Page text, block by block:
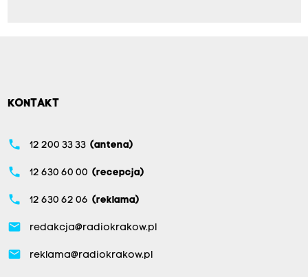
KONTAKT
phone 12 200 33 33 (antena)
phone 12 630 60 00 (recepcja)
phone 12 630 62 06 (reklama)
email redakcja@radiokrakow.pl
email reklama@radiokrakow.pl